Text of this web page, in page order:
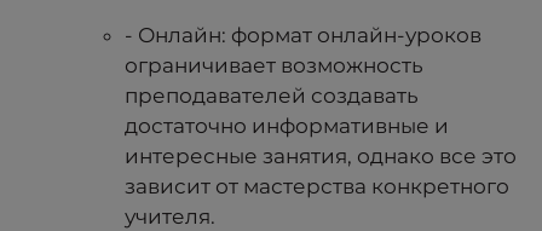
- Онлайн: формат онлайн-уроков
ограничивает возможность
преподавателей создавать
достаточно информативные и
интересные занятия, однако все это
зависит от мастерства конкретного
учителя.